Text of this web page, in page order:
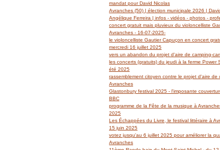
mandat pour David Nicolas
Avranches (50) | élection municipale 2026 |
Angélique Ferreira | infos - vidéos - photos -
concert gratuit mais pluvieux du violoncelliste
Avranches - 16-07-2025-
le violoncelliste Gautier Capuçon en concert
mercredi 16 juillet 2025
vers un abandon du projet d'aire de camping-
les concerts (gratuits) du jeudi à la ferme Power
été 2025
rassemblement citoyen contre le projet d'aire de
Avranches
Glastonbury festival 2025 - l'imposante
BBC
programme de la Fête de la musique à
2025
Les Échappées du Livre, le festival littéraire à
15 juin 2025
votez jusqu'au 6 juillet 2025 pour améliorer la
Avranches